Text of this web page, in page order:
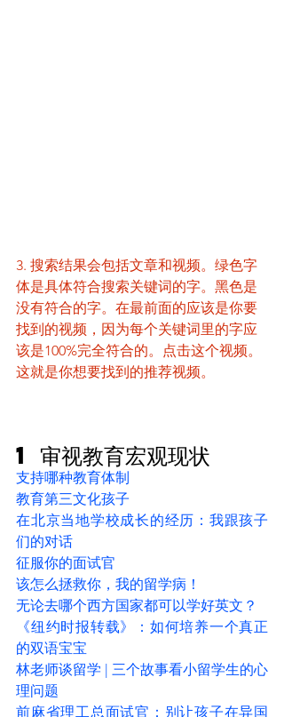
3. 搜索结果会包括文章和视频。绿色字
体是具体符合搜索关键词的字。黑色是
没有符合的字。在最前面的应该是你要
找到的视频，因为每个关键词里的字应
该是100%完全符合的。点击这个视频。
这就是你想要找到的推荐视频。
1 审视教育宏观现状
支持哪种教育体制
教育第三文化孩子
在北京当地学校成长的经历：我跟孩子
们的对话
征服你的面试官
该怎么拯救你，我的留学病！
无论去哪个西方国家都可以学好英文？
《纽约时报转载》：如何培养一个真正
的双语宝宝
林老师谈留学 | 三个故事看小留学生的心
理问题
前麻省理工总面试官：别让孩子在异国